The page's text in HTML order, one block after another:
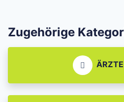
Zugehörige
ÄRZTE